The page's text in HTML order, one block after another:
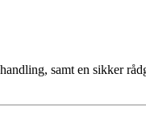
samt en sikker